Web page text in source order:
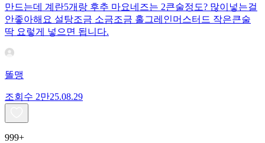
만드는데 계란5개랑 후추 마요네즈는 2큰술정도? 많이넣는걸
안좋아해요 설탕조금 소금조금 홀그레인머스터드 작은큰술
딱 요렇게 넣으면 됩니다.
똘맹
조회수 2만25.08.29
999+